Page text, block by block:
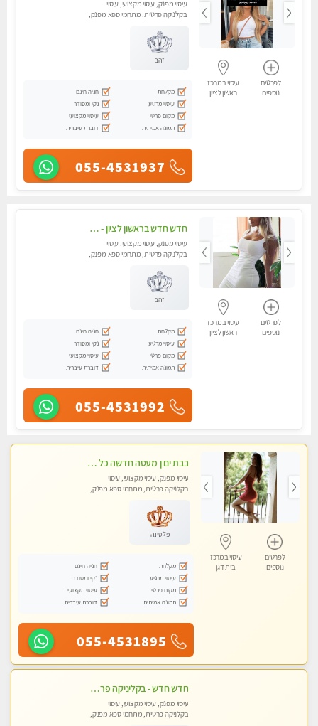
לפרטים
נוספים
עיסוי במרכז
ראשון לציון
עיסוי מפנק, עיסוי מקצועי, עיסוי
בקלניקה פרטית, מתחמי ספא מפנק,
זהב
מקלחת
חניה חינם
עיסוי מרגיע
נקי ומסודר
מקום פרטי
עיסוי מקצועי
תמונה אמיתית
דוברת עיברית
055-4531937
לפרטים
נוספים
עיסוי במרכז
ראשון לציון
חדש חדש בראשון לציון - כל סוגי העיסויים מעסה מקצועית ואיכותית פרטי!!!לא עונה לחסוי !
עיסוי מפנק, עיסוי מקצועי, עיסוי
בקלניקה פרטית, מתחמי ספא מפנק,
זהב
מקלחת
חניה חינם
עיסוי מרגיע
נקי ומסודר
מקום פרטי
עיסוי מקצועי
תמונה אמיתית
דוברת עיברית
055-4531992
לפרטים
נוספים
עיסוי במרכז
בית דגן
בבת ים ן מעסה חדשה כל סוגי העיסויים מעסה מקצועית ואיכותית פרטי!!!
עיסוי מפנק, עיסוי מקצועי, עיסוי
בקלניקה פרטית, מתחמי ספא מפנק,
פלטינה
מקלחת
חניה חינם
עיסוי מרגיע
נקי ומסודר
מקום פרטי
עיסוי מקצועי
תמונה אמיתית
דוברת עיברית
055-4531895
חדש חדש - בקליניקה פרטית בבת ים עיסוי לחידוש אנרגיות עיסוי מקצועי מומלץ מאוד ללא מין !!
עיסוי מפנק, עיסוי מקצועי, עיסוי
בקלניקה פרטית, מתחמי ספא מפנק,